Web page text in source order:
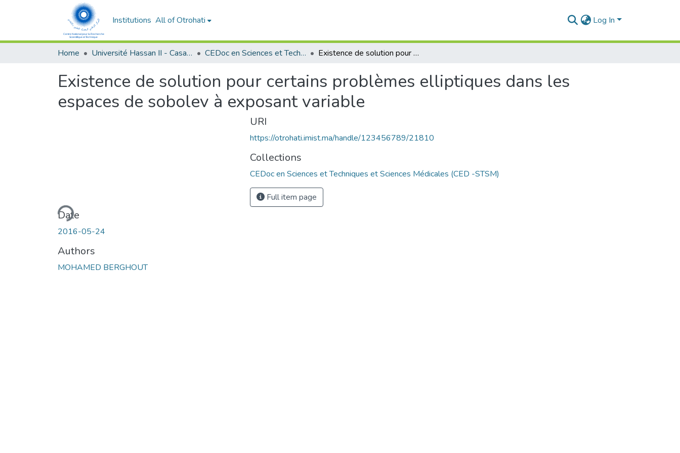
Institutions All of Otrohati Log In
Home Université Hassan II - Casablanca CEDoc en Sciences et Techniques et Sciences Médicales (CED -STSM) Existence de solution pour certains problèmes elliptiques dans les espaces de sobolev à exposant variable
Existence de solution pour certains problèmes elliptiques dans les
espaces de sobolev à exposant variable
Loading...
Date
2016-05-24
Authors
MOHAMED BERGHOUT
URI
https://otrohati.imist.ma/handle/123456789/21810
Collections
CEDoc en Sciences et Techniques et Sciences Médicales (CED -STSM)
Full item page